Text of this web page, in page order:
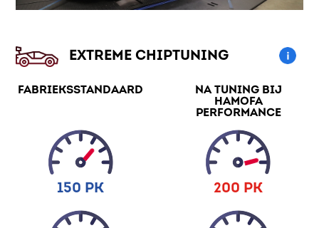
EXTREME CHIPTUNING
FABRIEKSSTANDAARD
NA TUNING BIJ
HAMOFA
PERFORMANCE
150 PK 200 PK